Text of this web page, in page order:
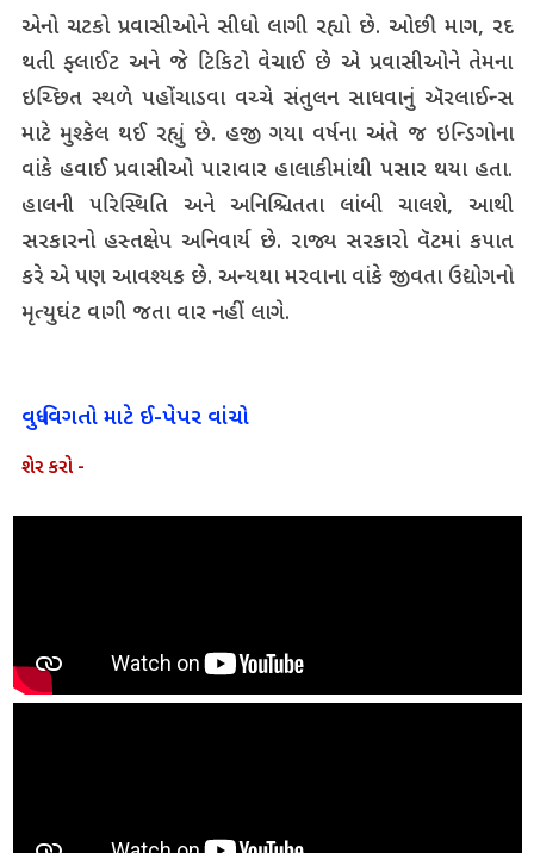
એનો ચટકો પ્રવાસીઓને સીધો લાગી રહ્યો છે. ઓછી માગ, રદ
થતી ફ્લાઈટ અને જે ટિકિટો વેચાઈ છે એ પ્રવાસીઓને તેમના
ઇચ્છિત સ્થળે પહોંચાડવા વચ્ચે સંતુલન સાધવાનું ઍરલાઈન્સ
માટે મુશ્કેલ થઈ રહ્યું છે. હજી ગયા વર્ષના અંતે જ ઇન્ડિગોના
વાંકે હવાઈ પ્રવાસીઓ પારાવાર હાલાકીમાંથી પસાર થયા હતા.
હાલની પરિસ્થિતિ અને અનિશ્ચિતતા લાંબી ચાલશે, આથી
સરકારનો હસ્તક્ષેપ અનિવાર્ય છે. રાજ્ય સરકારો વૅટમાં કપાત
કરે એ પણ આવશ્યક છે. અન્યથા મરવાના વાંકે જીવતા ઉદ્યોગનો
મૃત્યુઘંટ વાગી જતા વાર નહીં લાગે.
વધુ વિગતો માટે ઈ-પેપર વાંચો
શેર કરો -